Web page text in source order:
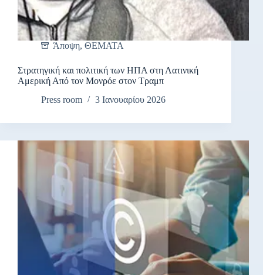
Άποψη, ΘΕΜΑΤΑ
Στρατηγική και πολιτική των ΗΠΑ στη Λατινική
Αμερική Από τον Μονρόε στον Τραμπ
Press room
3 Ιανουαρίου 2026